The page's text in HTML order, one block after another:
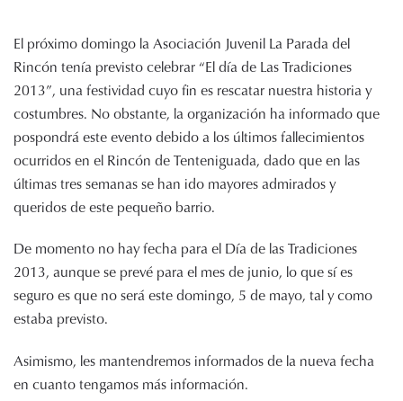
Transparencia
Sede electrónica
Contacto
El próximo domingo la Asociación Juvenil La Parada del
Rincón tenía previsto celebrar “El día de Las Tradiciones
2013”, una festividad cuyo fin es rescatar nuestra historia y
costumbres. No obstante, la organización ha informado que
pospondrá este evento debido a los últimos fallecimientos
ocurridos en el Rincón de Tenteniguada, dado que en las
últimas tres semanas se han ido mayores admirados y
queridos de este pequeño barrio.
De momento no hay fecha para el Día de las Tradiciones
2013, aunque se prevé para el mes de junio, lo que sí es
seguro es que no será este domingo, 5 de mayo, tal y como
estaba previsto.
Asimismo, les mantendremos informados de la nueva fecha
en cuanto tengamos más información.